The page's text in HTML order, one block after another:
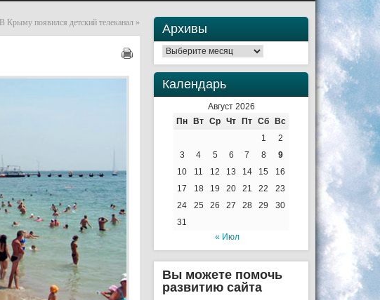
В Крыму появился детский телеканал » Архивы
Архивы
Календарь
Август 2026
Пн
Вт Ср Чт Пт Сб
Вс
1
2
3
4 5 6 7 8
9
10
11 12 13 14 15
16
17
18 19 20 21 22
23
24
25 26 27 28 29
30
31
« Июл
Вы можете помочь
развитию сайта